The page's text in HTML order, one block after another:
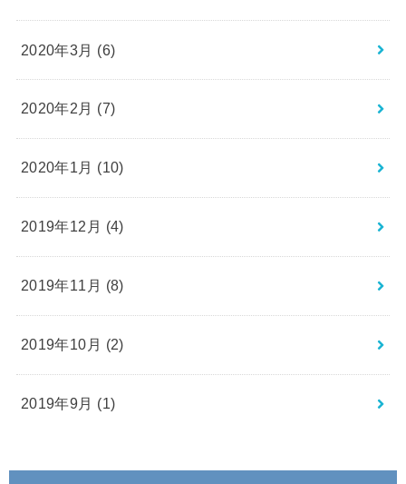
2020年3月 (6)
2020年2月 (7)
2020年1月 (10)
2019年12月 (4)
2019年11月 (8)
2019年10月 (2)
2019年9月 (1)